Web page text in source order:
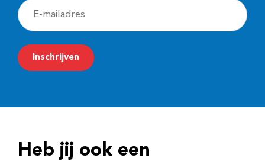
E
-
m
a
r
Inschrijven
Heb jij ook een